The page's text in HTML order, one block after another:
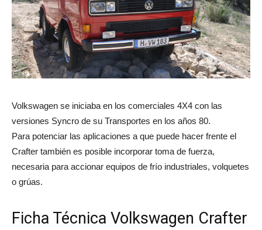
Volkswagen se iniciaba en los comerciales 4X4 con las
versiones Syncro de su Transportes en los años 80.
Para potenciar las aplicaciones a que puede hacer frente el
Crafter también es posible incorporar toma de fuerza,
necesaria para accionar equipos de frío industriales, volquetes
o grúas.
Ficha Técnica Volkswagen Crafter